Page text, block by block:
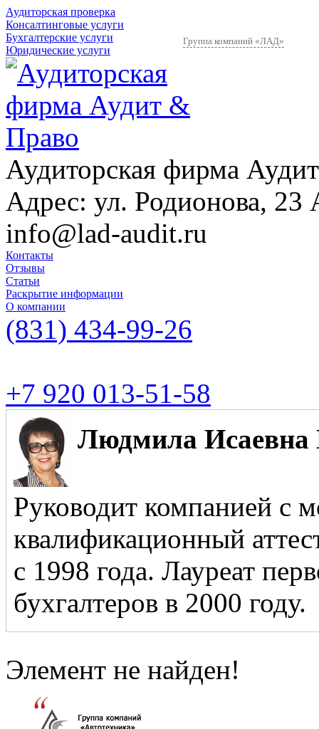
Аудиторская проверка
Консалтинговые услуги
Бухгалтерские услуги
Юридические услуги
Группа компаний «ЛАД»
Аудиторская фирма
Адрес: ул. Родионова, 23
info@lad-audit.ru
Контакты
Отзывы
Статьи
Раскрытие информации
О компании
(831) 434-99-26
+7 920 013-51-58
Людмила Исаевна
Руководит компанией с
квалификационный
с 1998 года. Лауреат
бухгалтеров в 2000 году.
Элемент не найден!